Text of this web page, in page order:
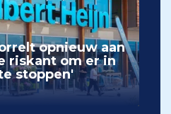
opnieuw aan
riskant om er in
stoppen'